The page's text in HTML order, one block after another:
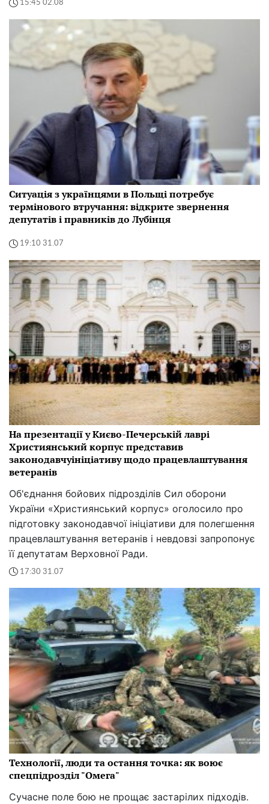
15:45 02.08
Ситуація з українцями в Польщі потребує
термінового втручання: відкрите звернення
депутатів і правників до Лубінця
19:10 31.07
На презентації у Києво-Печерській лаврі
Християнський корпус представив
законодавчуініціативу щодо працевлаштування
ветеранів
Об'єднання бойових підрозділів Сил оборони
України «Християнський корпус» оголосило про
підготовку законодавчої ініціативи для полегшення
працевлаштування ветеранів і невдовзі запропонує
її депутатам Верховної Ради.
17:30 31.07
Технології, люди та остання точка: як воює
спецпідрозділ "Омега"
Сучасне поле бою не прощає застарілих підходів.